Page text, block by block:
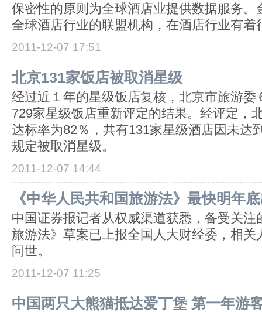
保密性的原则为全球酒店业提供数据服务。
全球酒店行业的联盟机构，在酒店行业有着
2011-12-07 17:51
北京131家饭店被取消星级
经过近１年的星级饭店复核，北京市旅游委
729家星级饭店重新评定的结果。经评定，
达标率为82％，共有131家星级酒店因未达
规定被取消星级。
2011-12-07 14:44
《中华人民共和国旅游法》最快明年
中国证券报记者从权威渠道获悉，备受关注
旅游法》草案已上报全国人大财经委，相关
问世。
2011-12-07 11:25
中国两只大熊猫抵达爱丁堡 第一年游